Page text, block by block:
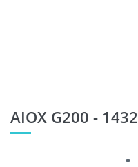
AIOX G200 - 1432